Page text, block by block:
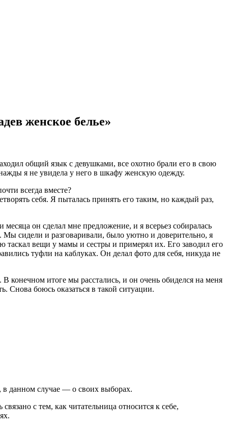
женское белье»
общий язык с девушками, все охотно брали его в свою
я не увидела у него в шкафу женскую одежду.
всегда вместе?
себя. Я пыталась принять его таким, но каждый раз,
он сделал мне предложение, и я всерьез собиралась
сидели и разговаривали, было уютно и доверительно, я
таскал вещи у мамы и сестры и примерял их. Его заводил его
туфли на каблуках. Он делал фото для себя, никуда не
конечном итоге мы расстались, и он очень обиделся на меня
Снова боюсь оказаться в такой ситуации.
в данном случае — о своих выборах.
с тем, как читательница относится к себе,